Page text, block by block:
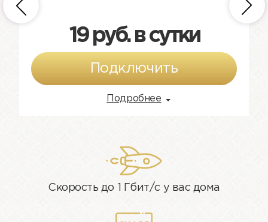
19 руб. в сутки
Подключить
Подробнее
ДОМАШНИЙ
ИНТЕРНЕТ+ТВ
ДОМАШНЕЕ
ТЕЛЕВИДЕНИЕ
Скорость до 1 Гбит/c у вас дома